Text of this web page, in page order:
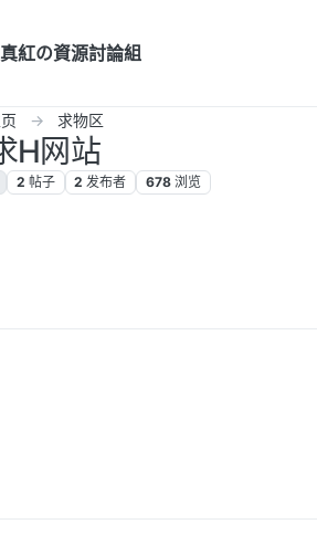
真紅の資源討論組
求物区
H网站
2 帖子 2 发布者 678 浏览